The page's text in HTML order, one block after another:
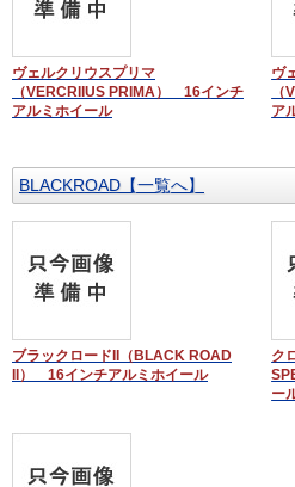
ヴェルクリウスプリマ
（VERCRIIUS PRIMA） 16インチ
アルミホイール
ヴ
ア
BLACKROAD【一覧へ】
ブラックロードII（BLACK ROAD
II） 16インチアルミホイール
ク
ー